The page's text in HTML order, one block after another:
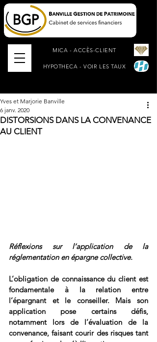
MICA - ACCÈS-CLIENT
HYPOTHECA - VOIR LES TAUX
DISTORSIONS DANS LA CONVENANCE
AU CLIENT
Yves et Marjorie Banville
6 janv. 2020
Réflexions sur l’application de la
réglementation en épargne collective.
L’obligation de connaissance du client est
fondamentale à la relation entre
l’épargnant et le conseiller. Mais son
application pose certains défis,
notamment lors de l’évaluation de la
convenance, faisant courir des risques tant